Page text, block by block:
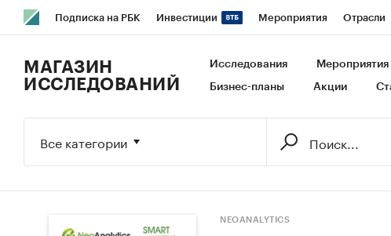
Подписка на РБК Инвестиции Мероприятия Отрасли
Исследования Кредитные рейтинги Франшизы Газета
МАГАЗИН
ИССЛЕДОВАНИЙ
Исследования Мероприятия
Бизнес-планы Акции
Все категории
NEOANALYTICS